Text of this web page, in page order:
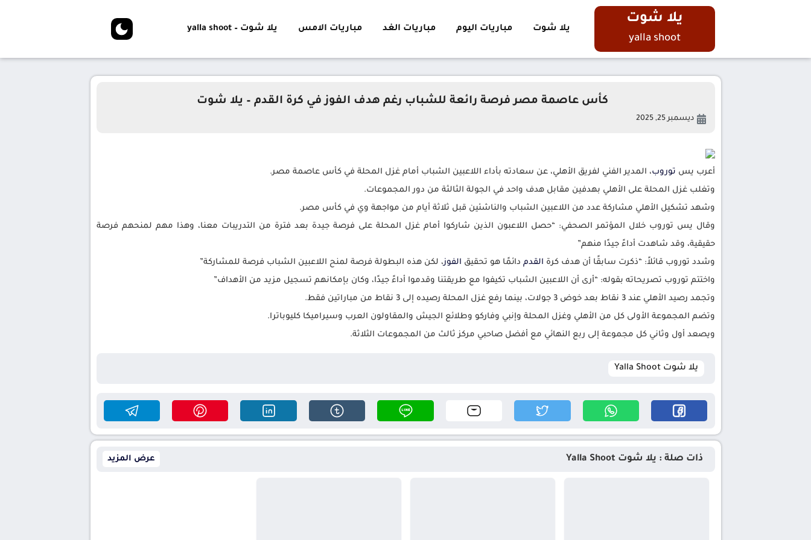
يلا شوت
yalla shoot
يلا شوت مباريات اليوم مباريات الغد مباريات الامس يلا شوت – yalla shoot
كأس عاصمة مصر فرصة رائعة للشباب رغم هدف الفوز في كرة القدم – يلا شوت
ديسمبر 25, 2025
أعرب يس توروب، المدير الفني لفريق الأهلي، عن سعادته بأداء اللاعبين الشباب أمام غزل المحلة في كأس عاصمة مصر.
وتغلب غزل المحلة على الأهلي بهدفين مقابل هدف واحد في الجولة الثالثة من دور المجموعات.
وشهد تشكيل الأهلي مشاركة عدد من اللاعبين الشباب والناشئين قبل ثلاثة أيام من مواجهة وي في كأس مصر.
وقال يس توروب خلال المؤتمر الصحفي: “حصل اللاعبون الذين شاركوا أمام غزل المحلة على فرصة جيدة بعد فترة من التدريبات معنا، وهذا مهم لمنحهم فرصة
حقيقية، وقد شاهدت أداءً جيدًا منهم”
وشدد توروب قائلاً: “ذكرت سابقًا أن هدف كرة القدم دائمًا هو تحقيق الفوز، لكن هذه البطولة فرصة لمنح اللاعبين الشباب فرصة للمشاركة”
واختتم توروب تصريحاته بقوله: “أرى أن اللاعبين الشباب تكيفوا مع طريقتنا وقدموا أداءً جيدًا، وكان بإمكانهم تسجيل مزيد من الأهداف”
وتجمد رصيد الأهلي عند 3 نقاط بعد خوض 3 جولات، بينما رفع غزل المحلة رصيده إلى 3 نقاط من مباراتين فقط
.
وتضم المجموعة الأولى كل من الأهلي وغزل المحلة وإنبي وفاركو وطلائع الجيش والمقاولون العرب وسيراميكا كليوباترا.
ويصعد أول وثاني كل مجموعة إلى ربع النهائي مع أفضل صاحبي مركز ثالث من المجموعات الثلاثة.
يلا شوت Yalla Shoot
ذات صلة : يلا شوت Yalla Shoot عرض المزيد